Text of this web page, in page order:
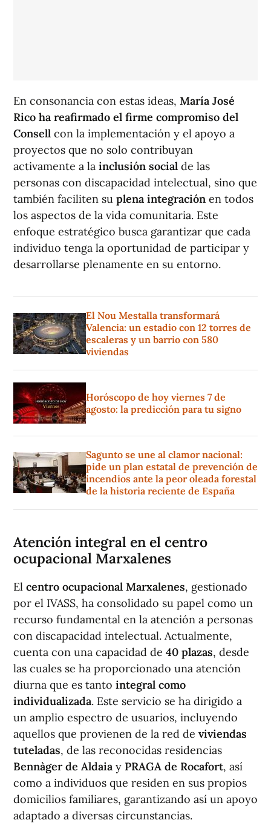
En consonancia con estas ideas, María José
Rico ha reafirmado el firme compromiso del
Consell con la implementación y el apoyo a
proyectos que no solo contribuyan
activamente a la inclusión social de las
personas con discapacidad intelectual, sino que
también faciliten su plena integración en todos
los aspectos de la vida comunitaria. Este
enfoque estratégico busca garantizar que cada
individuo tenga la oportunidad de participar y
desarrollarse plenamente en su entorno.
El Nou Mestalla transformará
Valencia: un estadio con 12 torres de
escaleras y un barrio con 580
viviendas
Horóscopo de hoy viernes 7 de
agosto: la predicción para tu signo
Sagunto se une al clamor nacional:
pide un plan estatal de prevención de
incendios ante la peor oleada forestal
de la historia reciente de España
Atención integral en el centro
ocupacional Marxalenes
El centro ocupacional Marxalenes, gestionado
por el IVASS, ha consolidado su papel como un
recurso fundamental en la atención a personas
con discapacidad intelectual. Actualmente,
cuenta con una capacidad de 40 plazas, desde
las cuales se ha proporcionado una atención
diurna que es tanto integral como
individualizada. Este servicio se ha dirigido a
un amplio espectro de usuarios, incluyendo
aquellos que provienen de la red de viviendas
tuteladas, de las reconocidas residencias
Bennàger de Aldaia y PRAGA de Rocafort, así
como a individuos que residen en sus propios
domicilios familiares, garantizando así un apoyo
adaptado a diversas circunstancias.